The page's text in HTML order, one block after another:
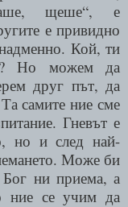
щеше“, е
е привидно
Кой, ти
Но можем да
друг път, да
самите ние сме
Гневът е
но и след най-
Може би
Бог ни приема, а
ние се учим да